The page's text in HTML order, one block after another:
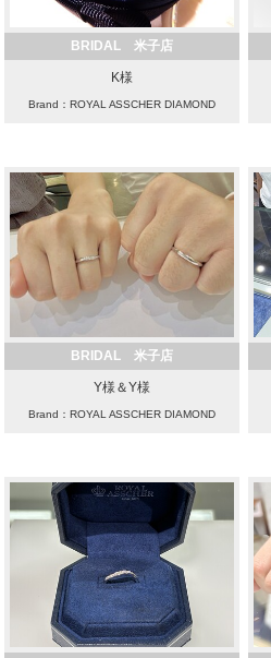
BRIDAL 米子店
K様
Brand：ROYAL ASSCHER DIAMOND
BRIDAL 米子店
Y様＆Y様
Brand：ROYAL ASSCHER DIAMOND